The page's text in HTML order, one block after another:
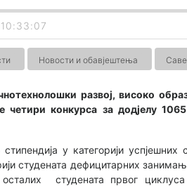
Новости и обавјештења
развој, високо
четири конкурса за додјелу
у категорији
студената дефицитарних
осталих студената првог